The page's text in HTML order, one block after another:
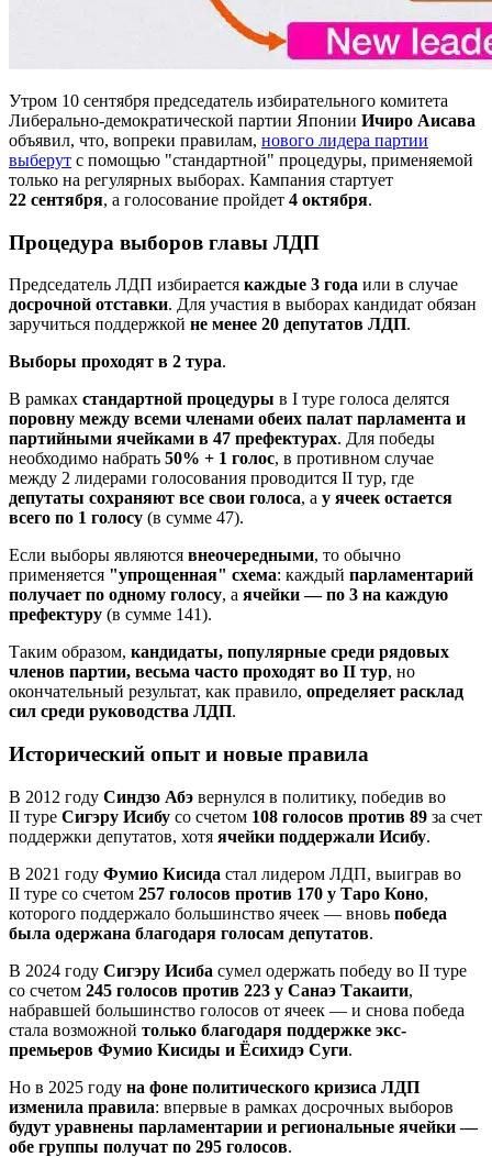
Утром 10 сентября председатель избирательного комитета
Либерально-демократической партии Японии Ичиро Аисава
объявил, что, вопреки правилам, нового лидера партии
выберут с помощью "стандартной" процедуры, применяемой
только на регулярных выборах. Кампания стартует
22 сентября, а голосование пройдет 4 октября.
Процедура выборов главы ЛДП
Председатель ЛДП избирается каждые 3 года или в случае
досрочной отставки. Для участия в выборах кандидат обязан
заручиться поддержкой не менее 20 депутатов ЛДП.
Выборы проходят в 2 тура.
В рамках стандартной процедуры в I туре голоса делятся
поровну между всеми членами обеих палат парламента и
партийными ячейками в 47 префектурах. Для победы
необходимо набрать 50% + 1 голос, в противном случае
между 2 лидерами голосования проводится II тур, где
депутаты сохраняют все свои голоса, а у ячеек остается
всего по 1 голосу (в сумме 47).
Если выборы являются внеочередными, то обычно
применяется "упрощенная" схема: каждый парламентарий
получает по одному голосу, а ячейки — по 3 на каждую
префектуру (в сумме 141).
Таким образом, кандидаты, популярные среди рядовых
членов партии, весьма часто проходят во II тур, но
окончательный результат, как правило, определяет расклад
сил среди руководства ЛДП.
Исторический опыт и новые правила
В 2012 году Синдзо Абэ вернулся в политику, победив во
II туре Сигэру Исибу со счетом 108 голосов против 89 за счет
поддержки депутатов, хотя ячейки поддержали Исибу.
В 2021 году Фумио Кисида стал лидером ЛДП, выиграв во
II туре со счетом 257 голосов против 170 у Таро Коно,
которого поддержало большинство ячеек — вновь победа
была одержана благодаря голосам депутатов.
В 2024 году Сигэру Исиба сумел одержать победу во II туре
со счетом 245 голосов против 223 у Санаэ Такаити,
набравшей большинство голосов от ячеек — и снова победа
стала возможной только благодаря поддержке экс-
премьеров Фумио Кисиды и Ёсихидэ Суги.
Но в 2025 году на фоне политического кризиса ЛДП
изменила правила: впервые в рамках досрочных выборов
будут уравнены парламентарии и региональные ячейки —
обе группы получат по 295 голосов.